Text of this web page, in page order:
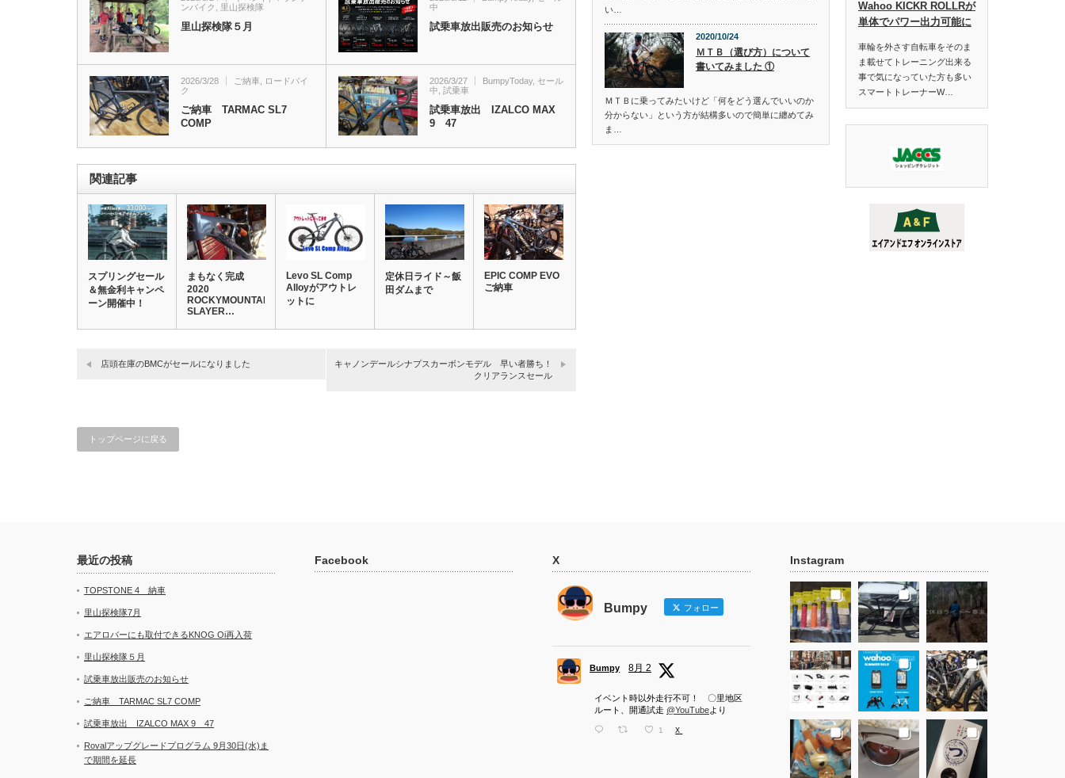
ンバイク
里山探検隊
里山探検隊５月
中
試乗車放出販売のお知らせ
2026/3/28 ご納車
ロードバイ
ク
ご納車 TARMAC SL7
COMP
2026/3/27 BumpyToday, セール
中 試乗車
試乗車放出 IZALCO MAX
9 47
関連記事
スプリングセール
＆無金利キャンペ
ーン開催中！
まもなく完成
2020
ROCKYMOUNTAIN
SLAYER…
Levo SL Comp
Alloyがアウトレ
ットに
定休日ライド～飯
田ダムまで
EPIC COMP EVO
ご納車
店頭在庫のBMCがセールになりました
キャノンデールシナプスカーボンモデル 早い者勝ち！
クリアランスセール
トップページに戻る
い…
2020/10/24
ＭＴＢ（選び方）について
書いてみました ①
ＭＴＢに乗ってみたいけど「何をどう選んでいいのか
分からない」という方が結構多いので簡単に纏めてみ
ま…
Wahoo KICKR ROLLRが
単体でパワー出力可能に
車輪を外さす自転車をそのま
ま載せてトレーニング出来る
事で気になっていた方も多い
スマートトレーナーW…
最近の投稿
TOPSTONE 4 納車
里山探検隊7月
エアロバーにも取付できるKNOG Oi再入荷
里山探検隊５月
試乗車放出販売のお知らせ
ご納車 TARMAC SL7 COMP
試乗車放出 IZALCO MAX 9 47
Rovalアップグレードプログラム 9月30日(水)ま
で期間を延長
Facebook X
Bumpy フォロー
Bumpy 8月 2
イベント時以外走行不可！ 〇里地区
ルート、開通試走 @YouTubeより
1 X
Instagram